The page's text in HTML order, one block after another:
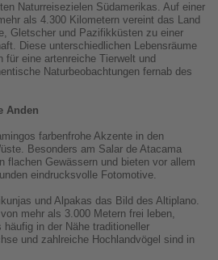
Naturreisezielen Südamerikas. Auf einer
als 4.300 Kilometern vereint das Land
Gletscher und Pazifikküsten zu einer
Diese unterschiedlichen Lebensräume
für eine artenreiche Tierwelt und
Naturbeobachtungen fernab des
Anden
farbenfrohe Akzente in den
Besonders am Salar de Atacama
flachen Gewässern und bieten vor allem
eindrucksvolle Fotomotive.
und Alpakas das Bild des Altiplano.
mehr als 3.000 Metern frei leben,
häufig in der Nähe traditioneller
und zahlreiche Hochlandvögel sind in